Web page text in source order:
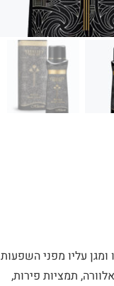
עליו מפני השפעות
תמציות פירות,